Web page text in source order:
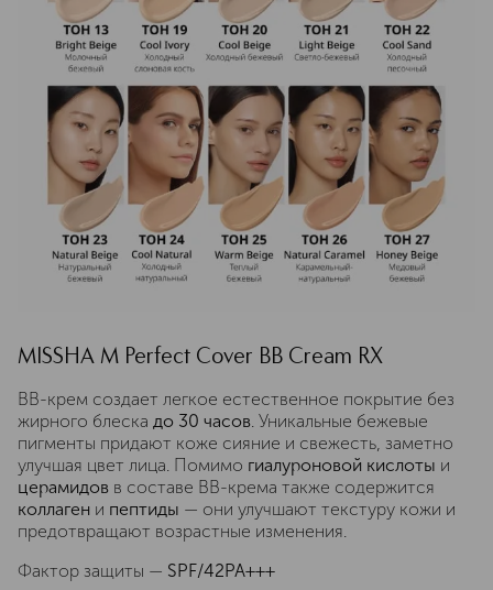
MISSHA М Perfect Cover BB Cream RХ
BB-крем создает легкое естественное покрытие без
жирного блеска до 30 часов. Уникальные бежевые
пигменты придают коже сияние и свежесть, заметно
улучшая цвет лица. Помимо гиалуроновой кислоты и
церамидов в составе BB-крема также содержится
коллаген и пептиды — они улучшают текстуру кожи и
предотвращают возрастные изменения.
Фактор защиты — SPF/42PA+++